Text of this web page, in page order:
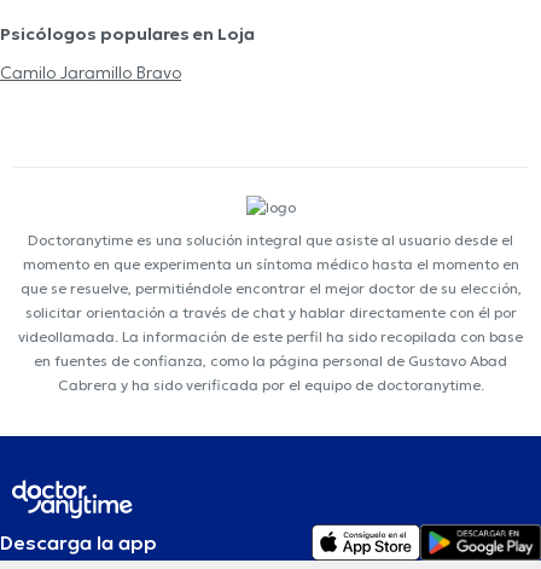
Psicólogos populares en Loja
Camilo Jaramillo Bravo
Doctoranytime es una solución integral que asiste al usuario desde el
momento en que experimenta un síntoma médico hasta el momento en
que se resuelve, permitiéndole encontrar el mejor doctor de su elección,
solicitar orientación a través de chat y hablar directamente con él por
videollamada. La información de este perfil ha sido recopilada con base
en fuentes de confianza, como la página personal de Gustavo Abad
Cabrera y ha sido verificada por el equipo de doctoranytime.
Descarga la app